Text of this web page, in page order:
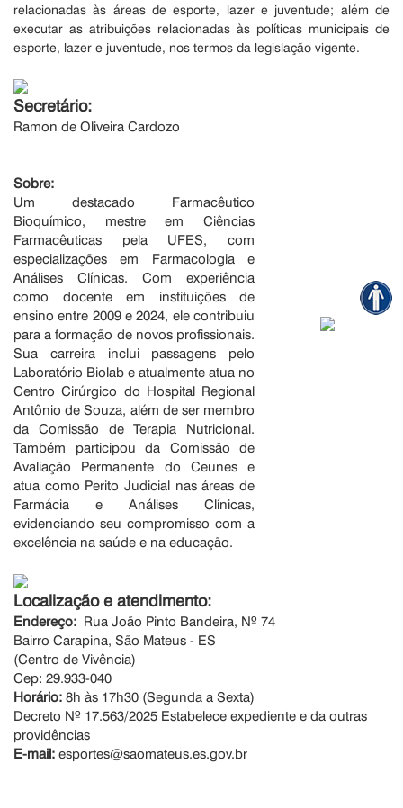
relacionadas às áreas de esporte, lazer e juventude; além de
executar as atribuições relacionadas às políticas municipais de
esporte, lazer e juventude, nos termos da legislação vigente.
Secretário:
Ramon de Oliveira Cardozo
Sobre:
Um destacado Farmacêutico
Bioquímico, mestre em Ciências
Farmacêuticas pela UFES, com
especializações em Farmacologia e
Análises Clínicas. Com experiência
como docente em instituições de
ensino entre 2009 e 2024, ele contribuiu
para a formação de novos profissionais.
Sua carreira inclui passagens pelo
Laboratório Biolab e atualmente atua no
Centro Cirúrgico do Hospital Regional
Antônio de Souza, além de ser membro
da Comissão de Terapia Nutricional.
Também participou da Comissão de
Avaliação Permanente do Ceunes e
atua como Perito Judicial nas áreas de
Farmácia e Análises Clínicas,
evidenciando seu compromisso com a
excelência na saúde e na educação.
Localização e atendimento:
Endereço: Rua João Pinto Bandeira, Nº 74
Bairro Carapina, São Mateus - ES
(Centro de Vivência)
Cep: 29.933-040
Horário: 8h às 17h30 (Segunda a Sexta)
Decreto Nº 17.563/2025 Estabelece expediente e da outras
providências
E-mail: esportes@saomateus.es.gov.br